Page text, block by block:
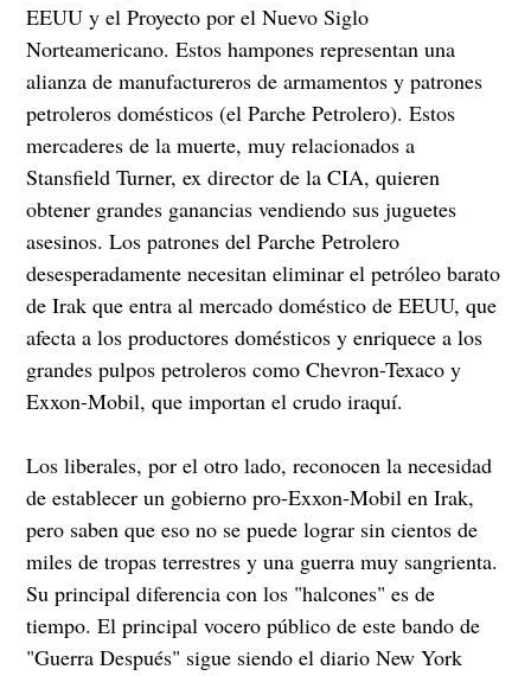
EEUU y el Proyecto por el Nuevo Siglo
Norteamericano. Estos hampones representan una
alianza de manufactureros de armamentos y patrones
petroleros domésticos (el Parche Petrolero). Estos
mercaderes de la muerte, muy relacionados a
Stansfield Turner, ex director de la CIA, quieren
obtener grandes ganancias vendiendo sus juguetes
asesinos. Los patrones del Parche Petrolero
desesperadamente necesitan eliminar el petróleo barato
de Irak que entra al mercado doméstico de EEUU, que
afecta a los productores domésticos y enriquece a los
grandes pulpos petroleros como Chevron-Texaco y
Exxon-Mobil, que importan el crudo iraquí.
Los liberales, por el otro lado, reconocen la necesidad
de establecer un gobierno pro-Exxon-Mobil en Irak,
pero saben que eso no se puede lograr sin cientos de
miles de tropas terrestres y una guerra muy sangrienta.
Su principal diferencia con los "halcones" es de
tiempo. El principal vocero público de este bando de
"Guerra Después" sigue siendo el diario New York